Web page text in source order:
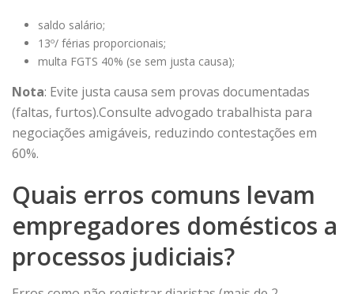
saldo salário;
13º/ férias proporcionais;
multa FGTS 40% (se sem justa causa);
Nota: Evite justa causa sem provas documentadas
(faltas, furtos).Consulte advogado trabalhista para
negociações amigáveis, reduzindo contestações em
60%.
Quais erros comuns levam
empregadores domésticos a
processos judiciais?